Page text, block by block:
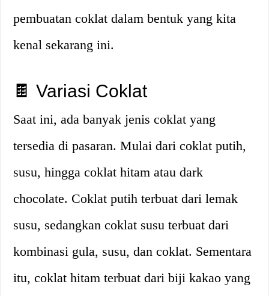
pembuatan coklat dalam bentuk yang kita
kenal sekarang ini.
🍫 Variasi Coklat
Saat ini, ada banyak jenis coklat yang
tersedia di pasaran. Mulai dari coklat putih,
susu, hingga coklat hitam atau dark
chocolate. Coklat putih terbuat dari lemak
susu, sedangkan coklat susu terbuat dari
kombinasi gula, susu, dan coklat. Sementara
itu, coklat hitam terbuat dari biji kakao yang